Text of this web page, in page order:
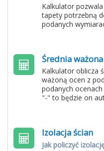
Kalkulator
tapety potrzebną
podanych
Średnia
Kalkulator oblicza
ważoną ocen z
podanych
"-" to będzie on
Izolacja ścian
Jak policzyć